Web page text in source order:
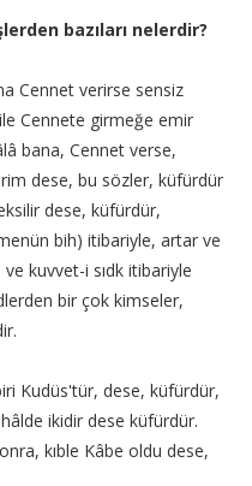
bazıları nelerdir?
Cennet verirse sensiz
Cennete girmeğe emir
bana, Cennet verse,
dese, bu sözler, küfürdür
dese, küfürdür,
bih) itibariyle, artar ve
kuvvet-i sıdk itibariyle
bir çok kimseler,
Kudüs'tür, dese, küfürdür,
ikidir dese küfürdür.
kıble Kâbe oldu dese,